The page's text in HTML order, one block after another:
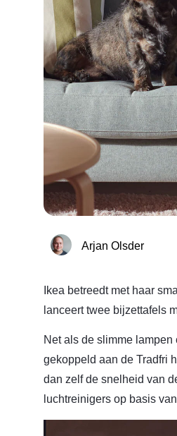
Arjan Olsder
Ikea betreedt met haar
lanceert twee bijzettafels
Net als de slimme
gekoppeld aan de Tradfri
dan zelf de snelheid van
luchtreinigers op basis